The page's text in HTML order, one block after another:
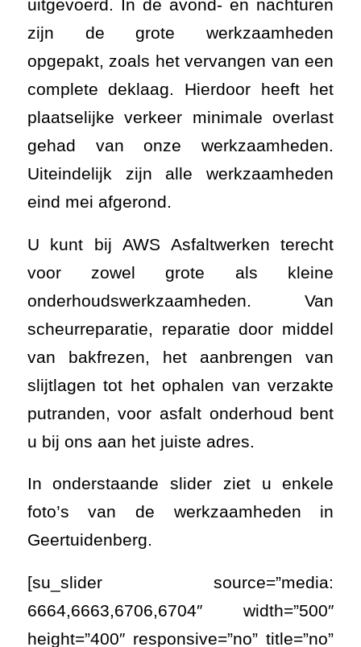
eind mei afgerond.
U kunt bij AWS Asfaltwerken terecht
voor zowel grote als kleine
onderhoudswerkzaamheden. Van
scheurreparatie, reparatie door middel
van bakfrezen, het aanbrengen van
slijtlagen tot het ophalen van verzakte
u bij ons aan het juiste adres.
In onderstaande slider ziet u enkele
foto’s van de werkzaamheden in
Geertuidenberg.
[su_slider source=”media:
6664,6663,6706,6704″ width=”500″
height=”400″ responsive=”no” title=”no”
pages=”no” mousewheel=”no”
autoplay=”3000″ speed=”2000″]